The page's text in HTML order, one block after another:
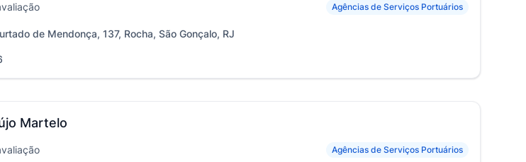
Agências de Serviços Portuários
de Mendonça, 137, Rocha, São Gonçalo, RJ
Martelo
Agências de Serviços Portuários